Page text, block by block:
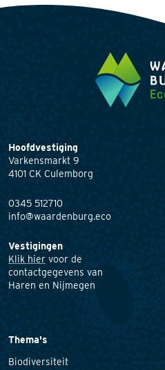
Hoofdvestiging
Varkensmarkt 9
4101 CK Culemborg
0345 512710
info@waardenburg.eco
Vestigingen
Klik hier voor de
contactgegevens van
Haren en Nijmegen
Thema's
Biodiversiteit